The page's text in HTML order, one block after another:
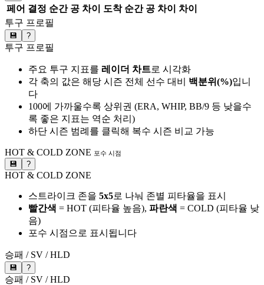
페어 결정 순간 공 차이 도착 순간 공 차이
차이
투구 프로필
💾 ?
투구 프로필
주요 투구 지표를 레이더 차트로 시각화
각 축의 값은 해당 시즌 전체 선수 대비 백분위(%)입니
다
100에 가까울수록 상위권 (ERA, WHIP, BB/9 등 낮을수
록 좋은 지표는 역순 처리)
하단 시즌 범례를 클릭해 복수 시즌 비교 가능
HOT & COLD ZONE 포수 시점
💾 ?
HOT & COLD ZONE
스트라이크 존을 5x5로 나눠 존별 피타율을 표시
빨간색 = HOT (피타율 높음), 파란색 = COLD (피타율 낮
음)
포수 시점으로 표시됩니다
승패 / SV / HLD
💾 ?
승패 / SV / HLD